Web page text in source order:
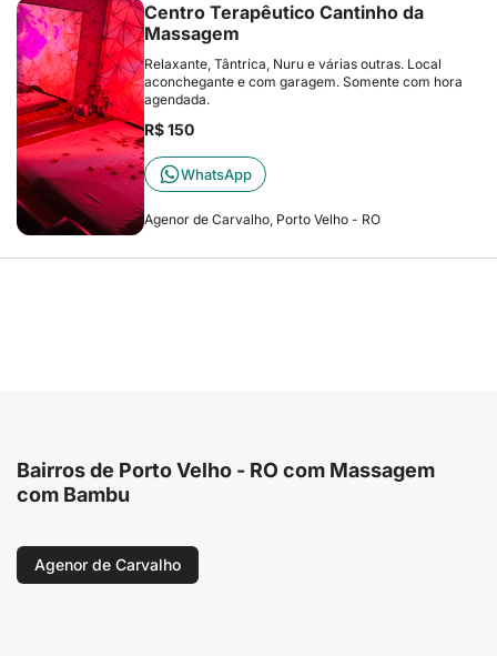
Centro Terapêutico Cantinho da
Massagem
Relaxante, Tântrica, Nuru e várias outras. Local
aconchegante e com garagem. Somente com hora
agendada.
R$ 150
WhatsApp
Agenor de Carvalho, Porto Velho - RO
Bairros de Porto Velho - RO com Massagem
com Bambu
Agenor de Carvalho